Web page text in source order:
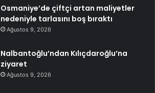
Osmaniye’de çiftçi artan maliyetler
nedeniyle tarlasını boş bıraktı
Ağustos 9, 2026
Nalbantoğlu’ndan Kılıçdaroğlu’na
ziyaret
Ağustos 9, 2026